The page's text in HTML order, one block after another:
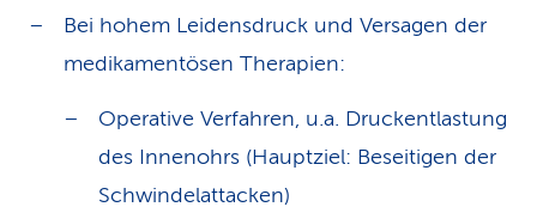
Bei hohem Leidensdruck und Versagen der
medikamentösen Therapien:
Operative Verfahren, u.a. Druckentlastung
des Innenohrs (Hauptziel: Beseitigen der
Schwindelattacken)